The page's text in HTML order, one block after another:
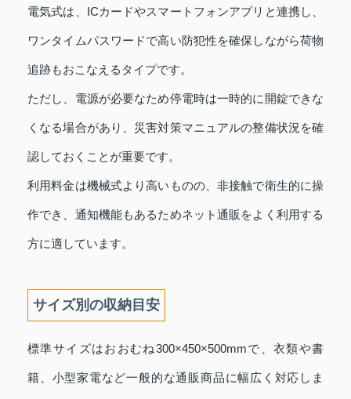
電気式は、ICカードやスマートフォンアプリと連携し、
ワンタイムパスワードで高い防犯性を確保しながら荷物
追跡もおこなえるタイプです。
ただし、電源が必要なため停電時は一時的に開錠できな
くなる場合があり、災害対策マニュアルの整備状況を確
認しておくことが重要です。
利用料金は機械式より高いものの、非接触で衛生的に操
作でき、通知機能もあるためネット通販をよく利用する
方に適しています。
サイズ別の収納目安
標準サイズはおおむね300×450×500mmで、衣類や書
籍、小型家電など一般的な通販商品に幅広く対応しま